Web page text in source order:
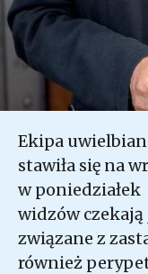
Ekipa
stawiła się na
w poniedziałek
widzów
związane z
również